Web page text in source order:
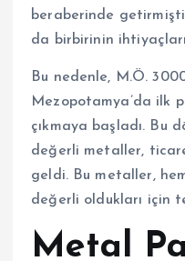
beraberinde
da birbirinin
Bu nedenle, M.Ö.
Mezopotamya’da ilk
çıkmaya başladı. Bu
değerli metaller,
geldi. Bu metaller,
değerli oldukları için
Metal